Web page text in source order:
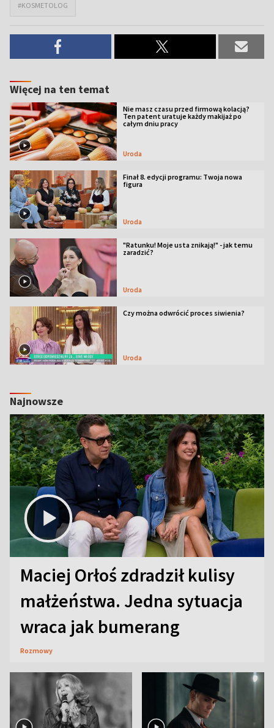
#KOSMETOLOG
Więcej na ten temat
Nie masz czasu przed firmową kolacją?
Ten patent uratuje każdy makijaż po
całym dniu pracy
Uroda
Finał 8. edycji programu: Twoja nowa
figura
Uroda
"Ratunku! Moje usta znikają!" - jak temu
zaradzić?
Uroda
Czy można odwrócić proces siwienia?
Uroda
Najnowsze
Maciej Orłoś zdradził kulisy
małżeństwa. Jedna sytuacja
wraca jak bumerang
Rozmowy